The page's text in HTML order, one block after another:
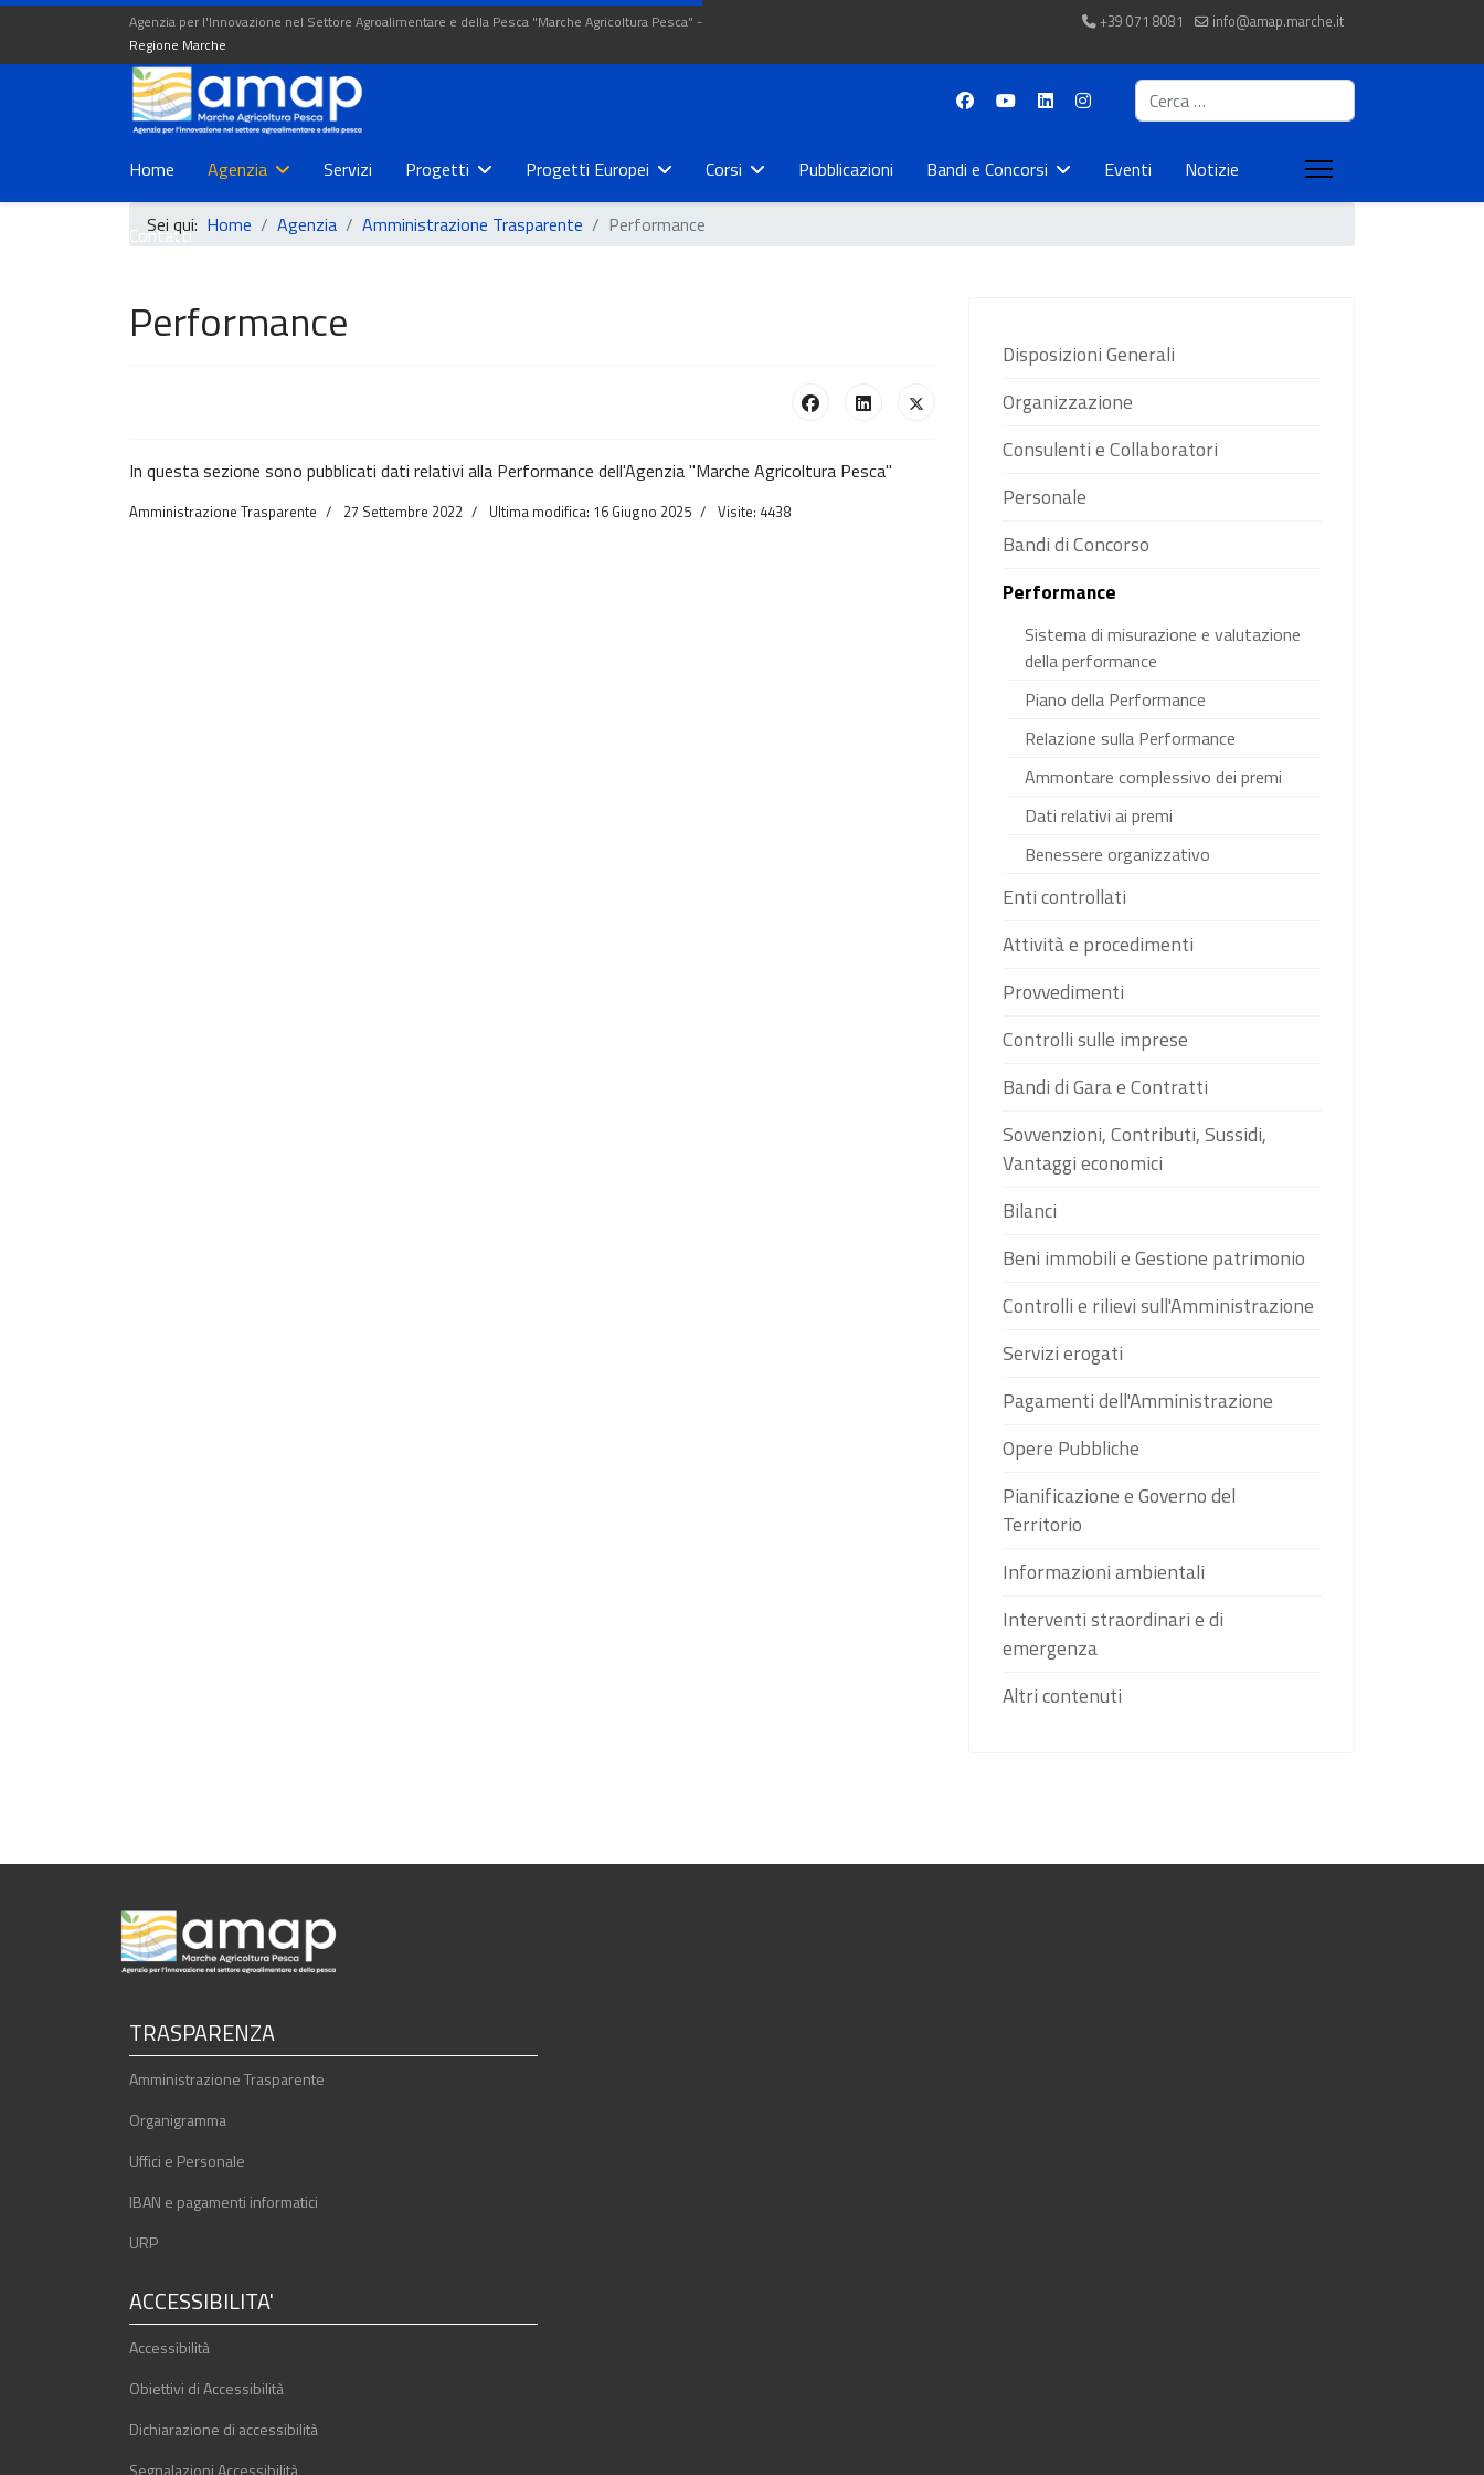
Agenzia per l'Innovazione nel Settore Agroalimentare e della Pesca "Marche Agricoltura Pesca" -
Regione Marche
+39 071 8081 info@amap.marche.it
Cerca
Home Agenzia Servizi Progetti Progetti Europei Corsi Pubblicazioni Bandi e Concorsi Eventi Notizie
Contatti
Sei qui: Home Agenzia Amministrazione Trasparente Performance
Performance
In questa sezione sono pubblicati dati relativi alla Performance dell'Agenzia "Marche Agricoltura Pesca"
Amministrazione Trasparente 27 Settembre 2022 Ultima modifica: 16 Giugno 2025 Visite: 4438
Disposizioni Generali
Organizzazione
Consulenti e Collaboratori
Personale
Bandi di Concorso
Performance
Sistema di misurazione e valutazione
della performance
Piano della Performance
Relazione sulla Performance
Ammontare complessivo dei premi
Dati relativi ai premi
Benessere organizzativo
Enti controllati
Attività e procedimenti
Provvedimenti
Controlli sulle imprese
Bandi di Gara e Contratti
Sovvenzioni, Contributi, Sussidi,
Vantaggi economici
Bilanci
Beni immobili e Gestione patrimonio
Controlli e rilievi sull'Amministrazione
Servizi erogati
Pagamenti dell'Amministrazione
Opere Pubbliche
Pianificazione e Governo del
Territorio
Informazioni ambientali
Interventi straordinari e di
emergenza
Altri contenuti
TRASPARENZA
Amministrazione Trasparente
Organigramma
Uffici e Personale
IBAN e pagamenti informatici
URP
ACCESSIBILITA'
Accessibilità
Obiettivi di Accessibilità
Dichiarazione di accessibilità
Segnalazioni Accessibilità